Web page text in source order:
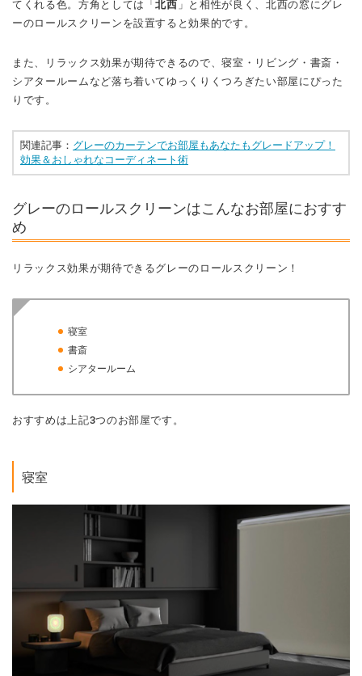
てくれる色。方角としては「北西 」と相性が良く、北西の窓にグレ
ーのロールスクリーンを設置すると効果的です。
また、リラックス効果が期待できるので、寝室・リビング・書斎・
シアタールームなど落ち着いてゆっくりくつろぎたい部屋にぴった
りです。
関連記事： グレーのカーテンでお部屋もあなたもグレードアップ！
効果＆おしゃれなコーディネート術
グレーのロールスクリーンはこんなお部屋におすす
め
リラックス効果が期待できるグレーのロールスクリーン！
寝室
書斎
シアタールーム
おすすめは上記3つのお部屋です。
寝室